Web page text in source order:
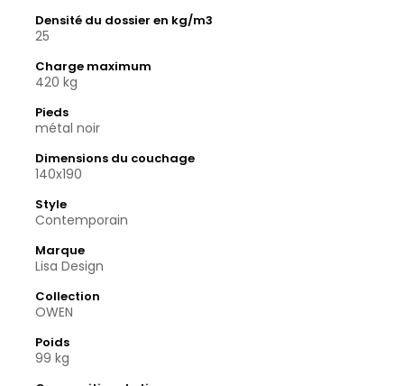
Densité du dossier en kg/m3
25
Charge maximum
420 kg
Pieds
métal noir
Dimensions du couchage
140x190
Style
Contemporain
Marque
Lisa Design
Collection
OWEN
Poids
99 kg